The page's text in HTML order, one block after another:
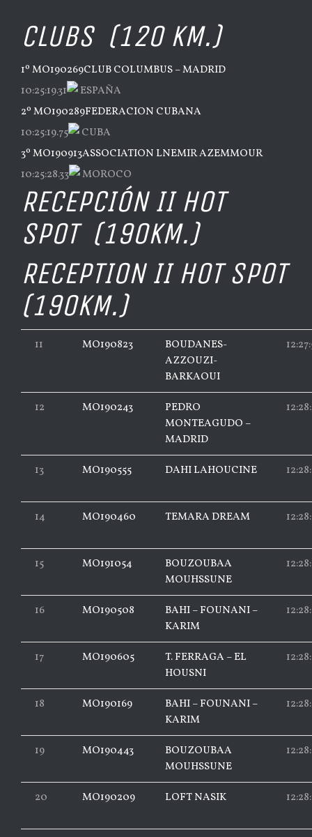
CLUBS (120 KM.)
1º MO190269CLUB COLUMBUS – MADRID
10:25:19.31
ESPAÑA
2º MO190289FEDERACION CUBANA
10:25:19.75
CUBA
3º MO190913ASSOCIATION LNEMIR AZEMMOUR
10:25:28.33
MOROCO
RECEPCIÓN II HOT
SPOT (190KM.)
RECEPTION II HOT SPOT
(190KM.)
11 MO190823
BOUDANES-
AZZOUZI-
BARKAOUI
12 MO190243
PEDRO
MONTEAGUDO –
MADRID
13 MO190555 DAHI LAHOUCINE
14 MO190460 TEMARA DREAM
15 MO191054
BOUZOUBAA
MOUHSSUNE
16 MO190508
BAHI – FOUNANI –
KARIM
17 MO190605
T. FERRAGA – EL
HOUSNI
18 MO190169
BAHI – FOUNANI –
KARIM
19 MO190443
BOUZOUBAA
MOUHSSUNE
20 MO190209 LOFT NASIK